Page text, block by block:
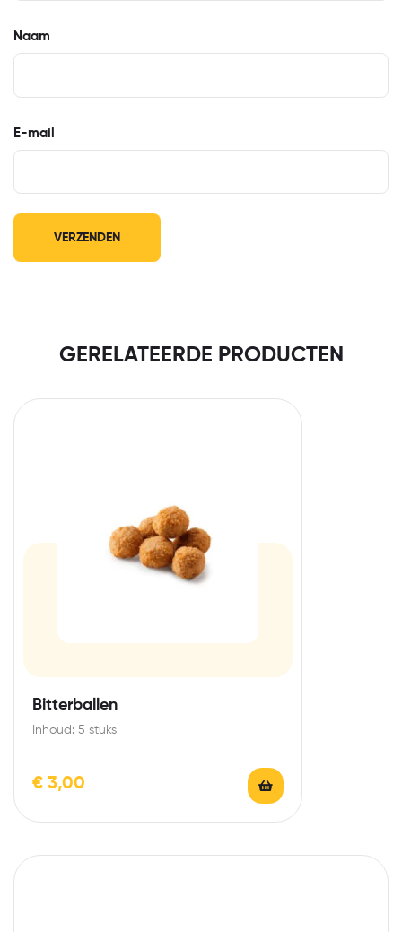
Naam
E-mail
GERELATEERDE PRODUCTEN
Bitterballen
Inhoud: 5 stuks
€ 3,00